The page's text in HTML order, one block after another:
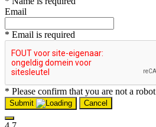
Email
* Email is required
* Please confirm that you are not a robot
Submit Cancel